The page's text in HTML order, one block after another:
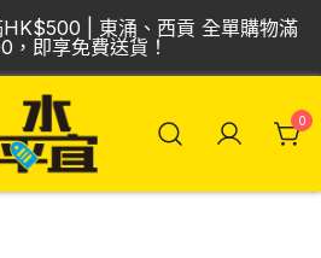
| 東涌、西貢 全單購物滿
，即享免費送貨！
0